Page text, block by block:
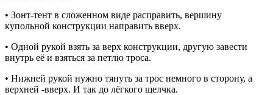
• Зонт-тент в сложенном виде расправить, вершину
купольной конструкции направить вверх.
• Одной рукой взять за верх конструкции, другую завести
внутрь её и взяться за петлю троса.
• Нижней рукой нужно тянуть за трос немного в сторону, а
верхней -вверх. И так до лёгкого щелчка.